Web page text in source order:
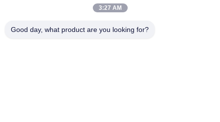
Lensa Optik CRI90 24VDC IP67 Luar Ruangan Fleksibel Led
3:27 AM
Good day, what product are you looking for?